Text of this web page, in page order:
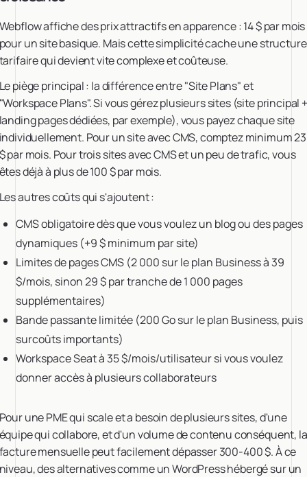
affiche des prix attractifs en apparence : 14 $ par mois
un site basique. Mais cette simplicité cache une structure
qui devient vite complexe et coûteuse.
piège principal : la différence entre "Site Plans" et
Plans". Si vous gérez plusieurs sites (site principal +
pages dédiées, par exemple), vous payez chaque site
Pour un site avec CMS, comptez minimum 23
par mois. Pour trois sites avec CMS et un peu de trafic, vous
déjà à plus de 100 $ par mois.
autres coûts qui s'ajoutent :
CMS obligatoire dès que vous voulez un blog ou des pages
dynamiques (+9 $ minimum par site)
Limites de pages CMS (2 000 sur le plan Business à 39
$/mois, sinon 29 $ par tranche de 1 000 pages
supplémentaires)
Bande passante limitée (200 Go sur le plan Business, puis
surcoûts importants)
Workspace Seat à 35 $/mois/utilisateur si vous voulez
donner accès à plusieurs collaborateurs
une PME qui scale et a besoin de plusieurs sites, d'une
qui collabore, et d'un volume de contenu conséquent, la
mensuelle peut facilement dépasser 300-400 $. À ce
des alternatives comme un WordPress hébergé sur un